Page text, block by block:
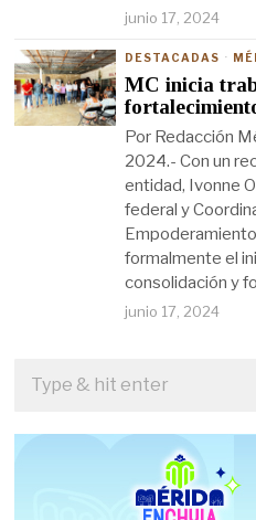
junio 17, 2024
DESTACADAS ·
MC inicia
Por Redacción
2024.- Con un
entidad, Ivonne
federal y
formalmente el
consolidación y
junio 17, 2024